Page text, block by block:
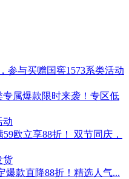
参与买赠国窖1573系类活动
专属爆款限时来袭！专区低
动
欧立享88折！ 双节同庆，
货
爆款直降88折！精选人气...